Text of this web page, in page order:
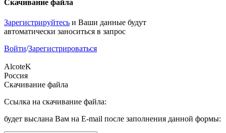
Скачивание файла
Зарегистрируйтесь и Ваши данные будут
автоматически заноситься в запрос
Войти/Зарегистрироваться
AlcoteK
Россия
Скачивание файла
Ссылка на скачивание файла:
будет выслана Вам на E-mail после заполнения данной формы: